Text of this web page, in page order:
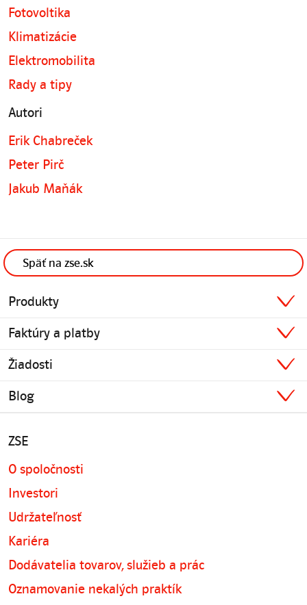
Fotovoltika
Klimatizácie
Elektromobilita
Rady a tipy
Autori
Erik Chabreček
Peter Pirč
Jakub Maňák
Späť na zse.sk
Produkty
Faktúry a platby
Žiadosti
Blog
ZSE
O spoločnosti
Investori
Udržateľnosť
Kariéra
Dodávatelia tovarov, služieb a prác
Oznamovanie nekalých praktík